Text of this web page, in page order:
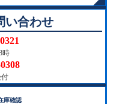
い合わせ
時
付
庫確認